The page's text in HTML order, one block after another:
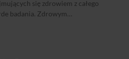
się zdrowiem z całego
badania. Zdrowym…